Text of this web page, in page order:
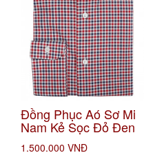
Đồng Phục Aó Sơ Mi
Nam Kẻ Sọc Đỏ Đen
1.500.000 VNĐ